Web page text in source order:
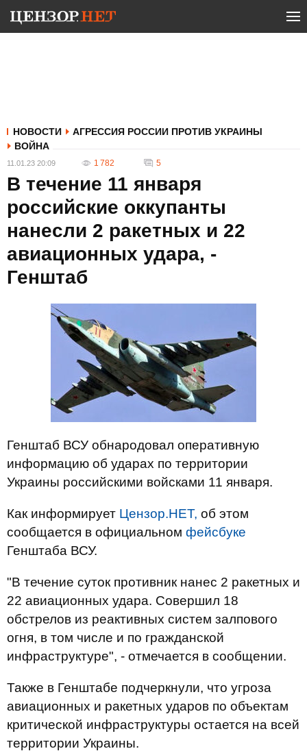
НОВОСТИ
АГРЕССИЯ РОССИИ ПРОТИВ УКРАИНЫ
ВОЙНА
11.01.23 20:09 1 782 5
В течение 11 января
российские оккупанты
нанесли 2 ракетных и 22
авиационных удара, -
Генштаб
Генштаб ВСУ обнародовал оперативную
информацию об ударах по территории
Украины российскими войсками 11 января.
Как информирует Цензор.НЕТ, об этом
сообщается в официальном фейсбуке
Генштаба ВСУ.
"В течение суток противник нанес 2 ракетных и
22 авиационных удара. Совершил 18
обстрелов из реактивных систем залпового
огня, в том числе и по гражданской
инфраструктуре", - отмечается в сообщении.
Также в Генштабе подчеркнули, что угроза
авиационных и ракетных ударов по объектам
критической инфраструктуры остается на всей
территории Украины.